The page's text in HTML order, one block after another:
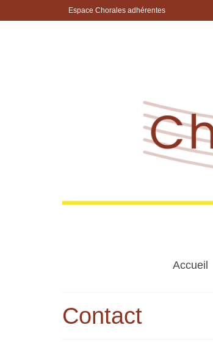
Espace Chorales adhérentes
Accueil
Contact